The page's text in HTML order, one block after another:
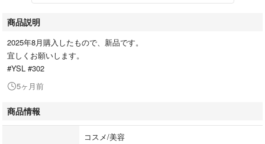
商品説明
2025年8月購入したもので、新品です。
宜しくお願いします。
#YSL #302
5ヶ月前
商品情報
コスメ/美容